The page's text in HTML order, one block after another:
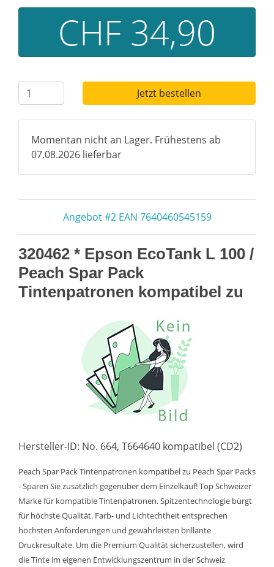
CHF 34,90
Jetzt bestellen
Momentan nicht an Lager. Frühestens ab
07.08.2026 lieferbar
Angebot #2 EAN 7640460545159
320462 * Epson EcoTank L 100 /
Peach Spar Pack
Tintenpatronen kompatibel zu
Hersteller-ID: No. 664, T664640 kompatibel (CD2)
Peach Spar Pack Tintenpatronen kompatibel zu Peach Spar Packs
- Sparen Sie zusätzlich gegenüber dem Einzelkauf! Top Schweizer
Marke für kompatible Tintenpatronen. Spitzentechnologie bürgt
für höchste Qualität. Farb- und Lichtechtheit entsprechen
höchsten Anforderungen und gewährleisten brillante
Druckresultate. Um die Premium Qualität sicherzustellen, wird
die Tinte im eigenen Entwicklungszentrum in der Schweiz